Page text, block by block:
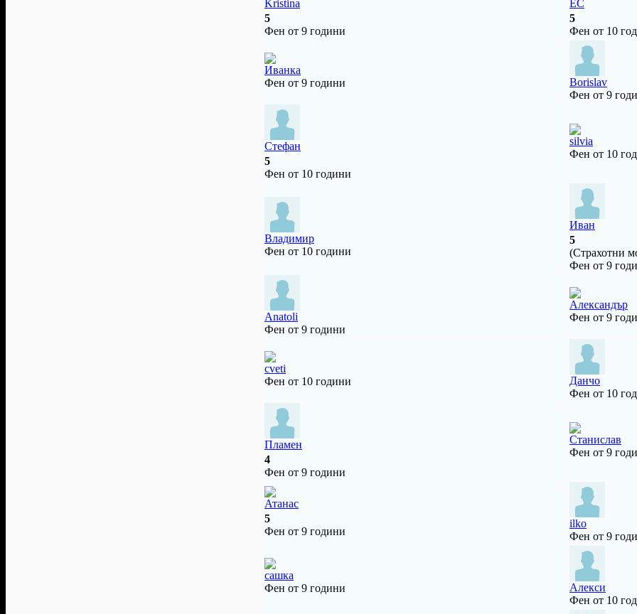
Kristina
5
Фен от 9 години
ЕС
5
Фен от 10
Иванка
Фен от 9 години
Borislav
Фен от 9
Стефан
5
Фен от 10 години
silvia
Фен от 10
Владимир
Фен от 10 години
Иван
5
(Страхотни
Фен от 9
Anatoli
Фен от 9 години
Александър
Фен от 9
cveti
Фен от 10 години
Данчо
Фен от 10
Пламен
4
Фен от 9 години
Станислав
Фен от 9
Атанас
5
Фен от 9 години
ilko
Фен от 9
сашка
Фен от 9 години
Алекси
Фен от 10